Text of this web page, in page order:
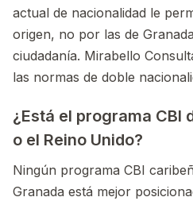
actual de nacionalidad le
origen, no por las de
ciudadanía. Mirabello
las normas de doble
¿Está el programa CBI
o el Reino Unido?
Ningún programa CBI
Granada está mejor